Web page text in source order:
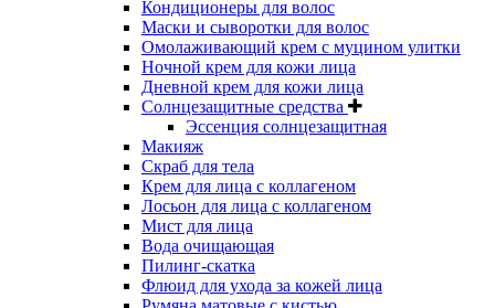
Кондиционеры для волос
Маски и сыворотки для волос
Омолаживающий крем с муцином улитки
Ночной крем для кожи лица
Дневной крем для кожи лица
Солнцезащитные средства
Эссенция солнцезащитная
Макияж
Скраб для тела
Крем для лица с коллагеном
Лосьон для лица с коллагеном
Мист для лица
Вода очищающая
Пилинг-скатка
Флюид для ухода за кожей лица